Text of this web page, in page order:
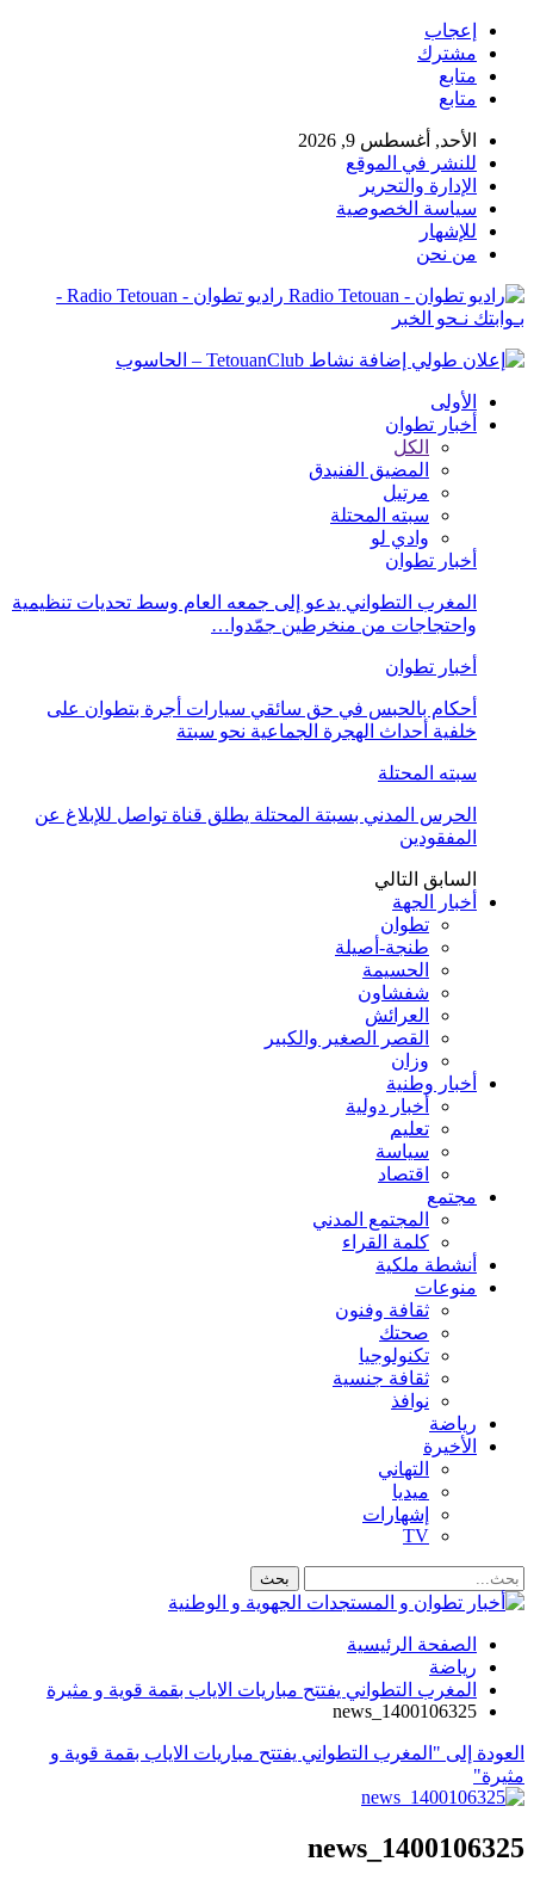
إعجاب
مشترك
متابع
متابع
الأحد, أغسطس 9, 2026
للنشر في الموقع
الإدارة والتحرير
سياسة الخصوصية
للإشهار
من نحن
راديو تطوان - Radio Tetouan -
بـوابتك نـحو الخبر
الأولى
أخبار تطوان
الكل
المضيق الفنيدق
مرتيل
سبته المحتلة
وادي لو
أخبار تطوان
المغرب التطواني يدعو إلى جمعه العام وسط تحديات تنظيمية
واحتجاجات من منخرطين جمّدوا…
أخبار تطوان
أحكام بالحبس في حق سائقي سيارات أجرة بتطوان على
خلفية أحداث الهجرة الجماعية نحو سبتة
سبته المحتلة
الحرس المدني بسبتة المحتلة يطلق قناة تواصل للإبلاغ عن
المفقودين
السابق التالي
أخبار الجهة
تطوان
طنجة-أصيلة
الحسيمة
شفشاون
العرائش
القصر الصغير والكبير
وزان
أخبار وطنية
أخبار دولية
تعليم
سياسة
اقتصاد
مجتمع
المجتمع المدني
كلمة القراء
أنشطة ملكية
منوعات
ثقافة وفنون
صحتك
تكنولوجيا
ثقافة جنسية
نوافذ
رياضة
الأخيرة
التهاني
ميديا
إشهارات
TV
الصفحة الرئيسية
رياضة
المغرب التطواني يفتتح مباريات الاياب بقمة قوية و مثيرة
news_1400106325
العودة إلى "المغرب التطواني يفتتح مباريات الاياب بقمة قوية و
مثيرة"
news_1400106325